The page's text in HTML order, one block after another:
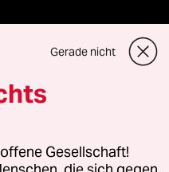
GmbH
oder für Genehmigungen
Gerade nicht
Gesellschaft!